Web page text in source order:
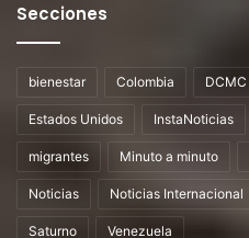
Secciones
bienestar Colombia DCMC
Estados Unidos InstaNoticias
migrantes Minuto a minuto
Noticias Noticias Internacional
Saturno Venezuela